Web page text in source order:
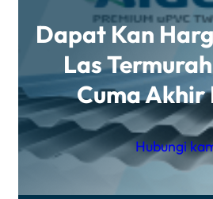
Dapat Kan
Las
Cuma Akhir
Hubungi